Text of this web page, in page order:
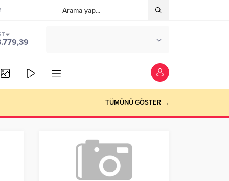
TÜMÜNÜ GÖSTER →